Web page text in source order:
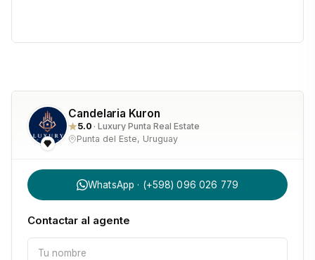
Candelaria Kuron
5.0 · Luxury Punta Real Estate
Punta del Este, Uruguay
WhatsApp · (+598) 096 026 779
Contactar al agente